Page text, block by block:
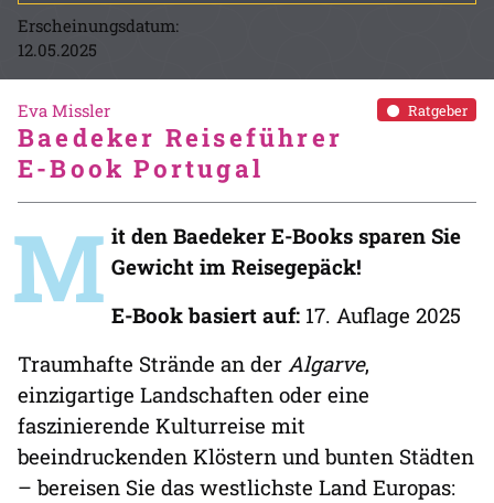
Erscheinungsdatum:
12.05.2025
Ratgeber
Eva Missler
Baedeker Reiseführer
E-Book Portugal
M it den Baedeker E-Books sparen Sie
Gewicht im Reisegepäck!
E-Book basiert auf: 17. Auflage 2025
Traumhafte Strände an der Algarve,
einzigartige Landschaften oder eine
faszinierende Kulturreise mit
beeindruckenden Klöstern und bunten Städten
– bereisen Sie das westlichste Land Europas: